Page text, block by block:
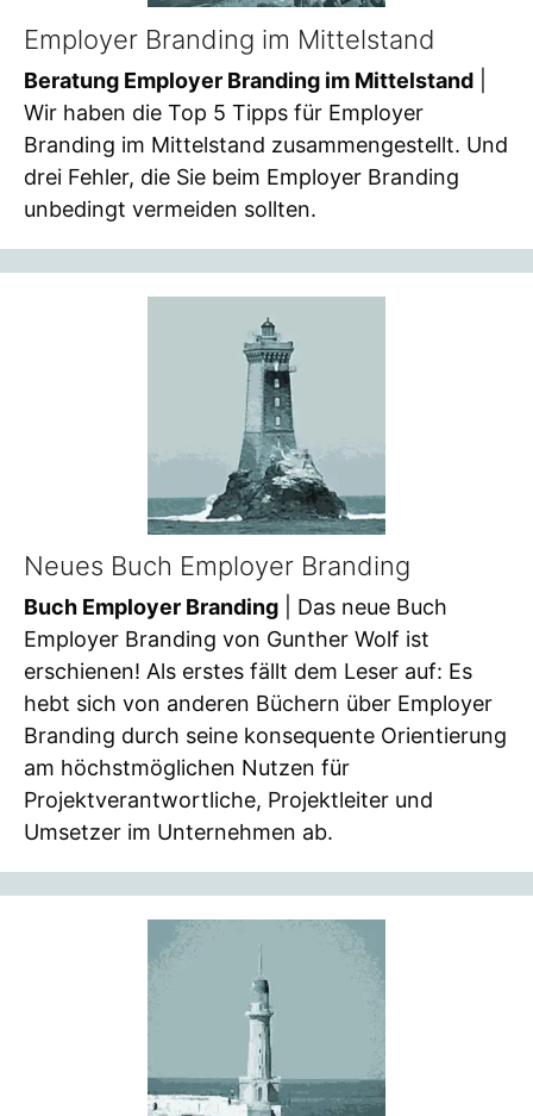
Employer Branding im Mittelstand
Beratung Employer Branding im Mittelstand
Wir haben die Top 5 Tipps für Employer
Branding im Mittelstand zusammengestellt. Und
drei Fehler, die Sie beim Employer Branding
unbedingt vermeiden sollten.
Neues Buch Employer Branding
Buch Employer Branding | Das neue Buch
Employer Branding von Gunther Wolf ist
erschienen! Als erstes fällt dem Leser auf: Es
hebt sich von anderen Büchern über Employer
Branding durch seine konsequente Orientierung
am höchstmöglichen Nutzen für
Projektverantwortliche, Projektleiter und
Umsetzer im Unternehmen ab.